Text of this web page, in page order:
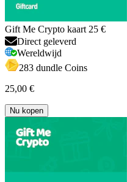
Gift Me Crypto kaart 25 €
Direct geleverd
Wereldwijd
283 dundle Coins
25,00 €
Nu kopen